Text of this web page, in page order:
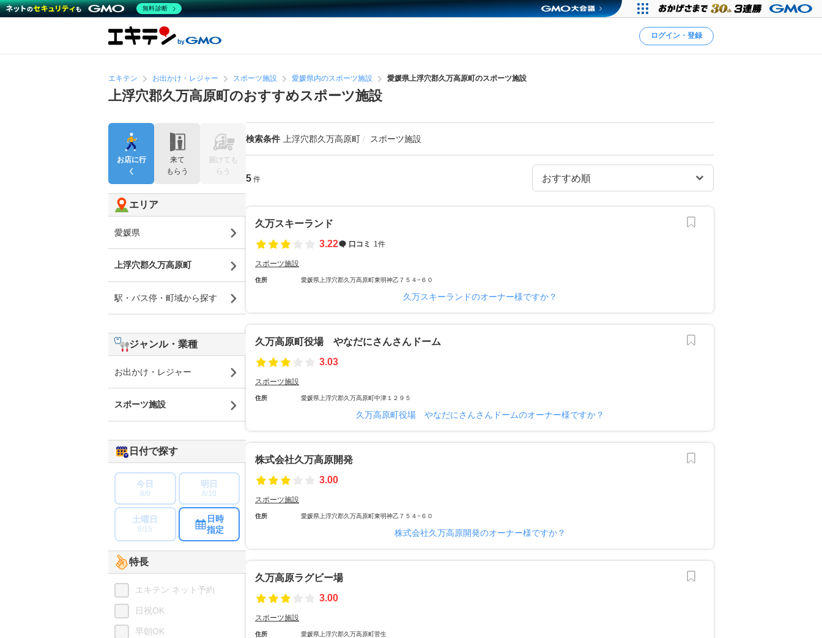
ログイン・登録
エキテン お出かけ・レジャー スポーツ施設 愛媛県内のスポーツ施設 愛媛県上浮穴郡久万高原町のスポーツ施設
上浮穴郡久万高原町のおすすめスポーツ施設
検索条件 上浮穴郡久万高原町 スポーツ施設
5 件
久万スキーランド
3.22
口コミ 1件
スポーツ施設
住所 愛媛県上浮穴郡久万高原町東明神乙７５４−６０
久万スキーランドのオーナー様ですか？
久万高原町役場 やなだにさんさんドーム
3.03
スポーツ施設
住所 愛媛県上浮穴郡久万高原町中津１２９５
久万高原町役場 やなだにさんさんドームのオーナー様ですか？
株式会社久万高原開発
3.00
スポーツ施設
住所 愛媛県上浮穴郡久万高原町東明神乙７５４−６０
株式会社久万高原開発のオーナー様ですか？
久万高原ラグビー場
3.00
スポーツ施設
住所 愛媛県上浮穴郡久万高原町菅生
お店に行
く
来て
もらう
届けても
らう
エリア
愛媛県
上浮穴郡久万高原町
駅・バス停・町域から探す
ジャンル・業種
お出かけ・レジャー
スポーツ施設
日付で探す
今日
8/9
明日
8/10
土曜日
8/15
日時
指定
特長
エキテン ネット予約
日祝OK
早朝OK
無料診断